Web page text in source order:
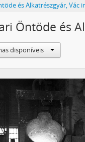
és Alkatrészgyár, Vác
Öntöde és
disponíveis